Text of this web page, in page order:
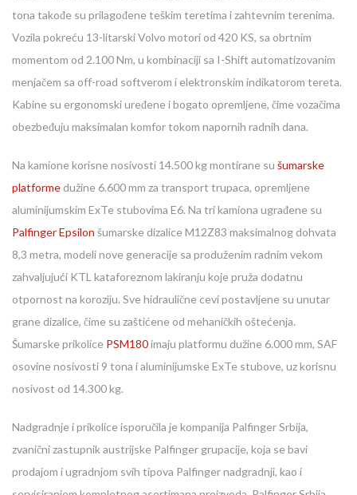
tona takođe su prilagođene teškim teretima i zahtevnim terenima.
Vozila pokreću 13-litarski Volvo motori od 420 KS, sa obrtnim
momentom od 2.100 Nm, u kombinaciji sa I-Shift automatizovanim
menjačem sa off-road softverom i elektronskim indikatorom tereta.
Kabine su ergonomski uređene i bogato opremljene, čime vozačima
obezbeđuju maksimalan komfor tokom napornih radnih dana.
Na kamione korisne nosivosti 14.500 kg montirane su šumarske
platforme dužine 6.600 mm za transport trupaca, opremljene
aluminijumskim ExTe stubovima E6. Na tri kamiona ugrađene su
Palfinger Epsilon šumarske dizalice M12Z83 maksimalnog dohvata
8,3 metra, modeli nove generacije sa produženim radnim vekom
zahvaljujući KTL kataforeznom lakiranju koje pruža dodatnu
otpornost na koroziju. Sve hidraulične cevi postavljene su unutar
grane dizalice, čime su zaštićene od mehaničkih oštećenja.
Šumarske prikolice PSM180imaju platformu dužine 6.000 mm, SAF
osovine nosivosti 9 tona i aluminijumske ExTe stubove, uz korisnu
nosivost od 14.300 kg.
Nadgradnje i prikolice isporučila je kompanija Palfinger Srbija,
zvanični zastupnik austrijske Palfinger grupacije, koja se bavi
prodajom i ugradnjom svih tipova Palfinger nadgradnji, kao i